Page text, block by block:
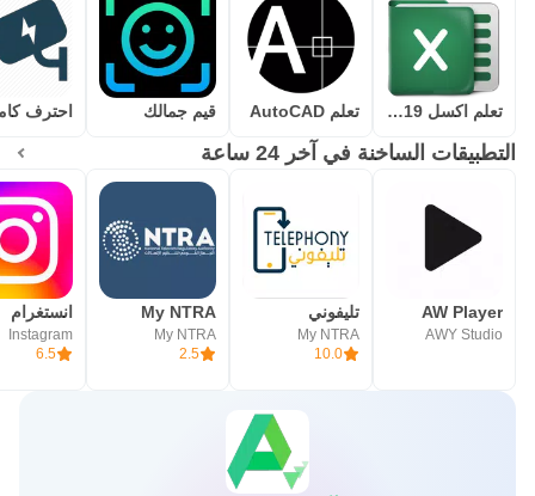
تعلم اكسل 2019 تعلم AutoCAD قيم جمالك
التطبيقات الساخنة في آخر 24 ساعة
AW Player
AWY Studio
تليفوني
My NTRA
10.0
My NTRA
My NTRA
2.5
انستغرام
Instagram
6.5